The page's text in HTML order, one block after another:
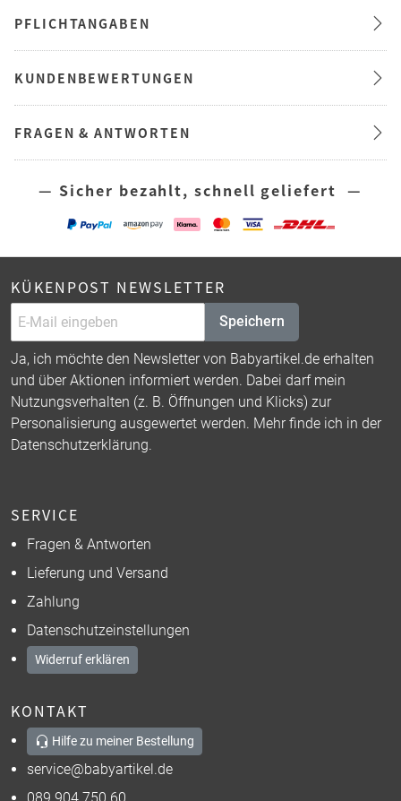
PFLICHTANGABEN
KUNDENBEWERTUNGEN
FRAGEN & ANTWORTEN
— Sicher bezahlt, schnell geliefert —
KÜKENPOST NEWSLETTER
Speichern
Ja, ich möchte den Newsletter von Babyartikel.de erhalten
und über Aktionen informiert werden. Dabei darf mein
Nutzungsverhalten (z. B. Öffnungen und Klicks) zur
Personalisierung ausgewertet werden. Mehr finde ich in der
Datenschutzerklärung.
SERVICE
Fragen & Antworten
Lieferung und Versand
Zahlung
Datenschutzeinstellungen
Widerruf erklären
KONTAKT
Hilfe zu meiner Bestellung
service@babyartikel.de